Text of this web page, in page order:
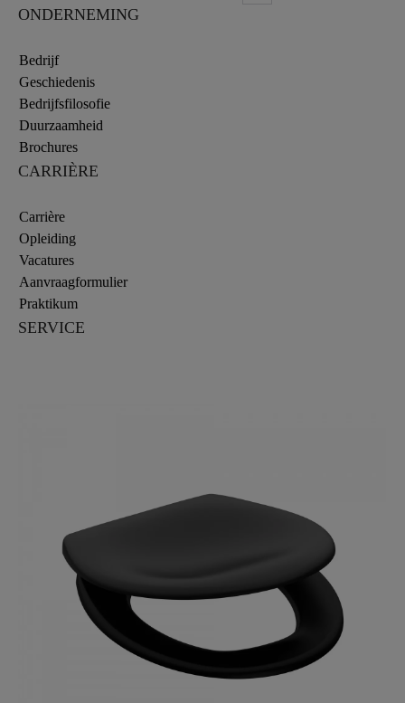
ONDERNEMING
Bedrijf
Geschiedenis
Bedrijfsfilosofie
Duurzaamheid
Brochures
CARRIÈRE
Carrière
Opleiding
Vacatures
Aanvraagformulier
Praktikum
SERVICE